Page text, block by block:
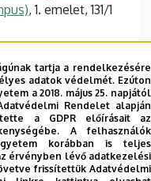
, 1. emelet, 131/1
a DE
rögzítése a
tartja a rendelkezésére
adatok védelmét. Ezúton
a 2018. május 25. napjától
Rendelet alapján
a GDPR előírásait az
A felhasználók
korábban is teljes
érvényben lévő adatkezelési
frissítettük Adatvédelmi